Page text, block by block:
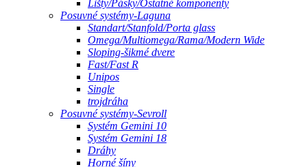
Lišty/Pásky/Ostatné komponenty
Posuvné systémy-Laguna
Standart/Stanfold/Porta glass
Omega/Multiomega/Rama/Modern Wide
Sloping-šikmé dvere
Fast/Fast R
Unipos
Single
trojdráha
Posuvné systémy-Sevroll
Systém Gemini 10
Systém Gemini 18
Dráhy
Horné šíny